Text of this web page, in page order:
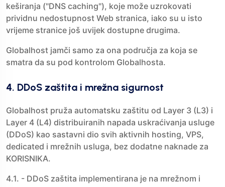
keširanja ("DNS caching"), koje može uzrokovati
prividnu nedostupnost Web stranica, iako su u isto
vrijeme stranice još uvijek dostupne drugima.
Globalhost jamči samo za ona područja za koja se
smatra da su pod kontrolom Globalhosta.
4. DDoS zaštita i mrežna sigurnost
Globalhost pruža automatsku zaštitu od Layer 3 (L3) i
Layer 4 (L4) distribuiranih napada uskraćivanja usluge
(DDoS) kao sastavni dio svih aktivnih hosting, VPS,
dedicated i mrežnih usluga, bez dodatne naknade za
KORISNIKA.
4.1. - DDoS zaštita implementirana je na mrežnom i